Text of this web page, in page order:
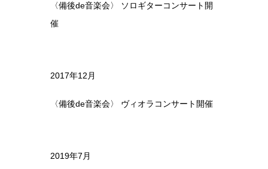
〈備後de音楽会〉 ソロギターコンサート開
催
2017年12月
〈備後de音楽会〉 ヴィオラコンサート開催
2019年7月